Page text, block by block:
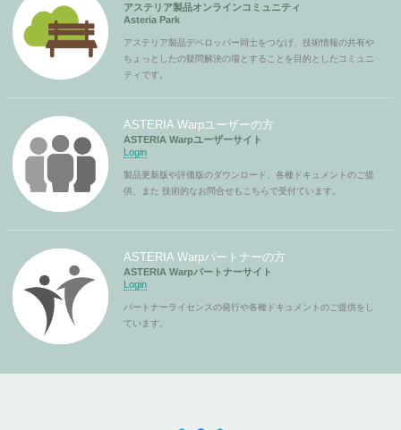
アステリア製品オンラインコミュニティ
Asteria Park
アステリア製品デベロッパー同士をつなげ、技術情報の共有や
ちょっとしたの疑問解決の場とすることを目的としたコミュニ
ティです。
ASTERIA Warpユーザーの方
ASTERIA Warpユーザーサイト
Login
製品更新版や評価版のダウンロード、各種ドキュメントのご提
供、また 技術的なお問合せもこちらで受付ています。
ASTERIA Warpパートナーの方
ASTERIA Warpパートナーサイト
Login
パートナーライセンスの発行や各種ドキュメントのご提供をし
ています。